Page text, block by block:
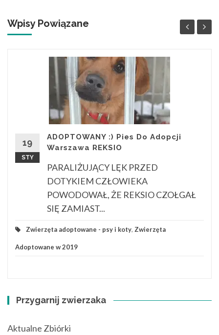
Wpisy Powiązane
19
STY
ADOPTOWANY :) Pies Do Adopcji
Warszawa REKSIO
PARALIŻUJĄCY LĘK PRZED
DOTYKIEM CZŁOWIEKA
POWODOWAŁ, ŻE REKSIO CZOŁGAŁ
SIĘ ZAMIAST...
Zwierzęta adoptowane - psy i koty, Zwierzęta
Adoptowane w 2019
Przygarnij zwierzaka
Aktualne Zbiórki